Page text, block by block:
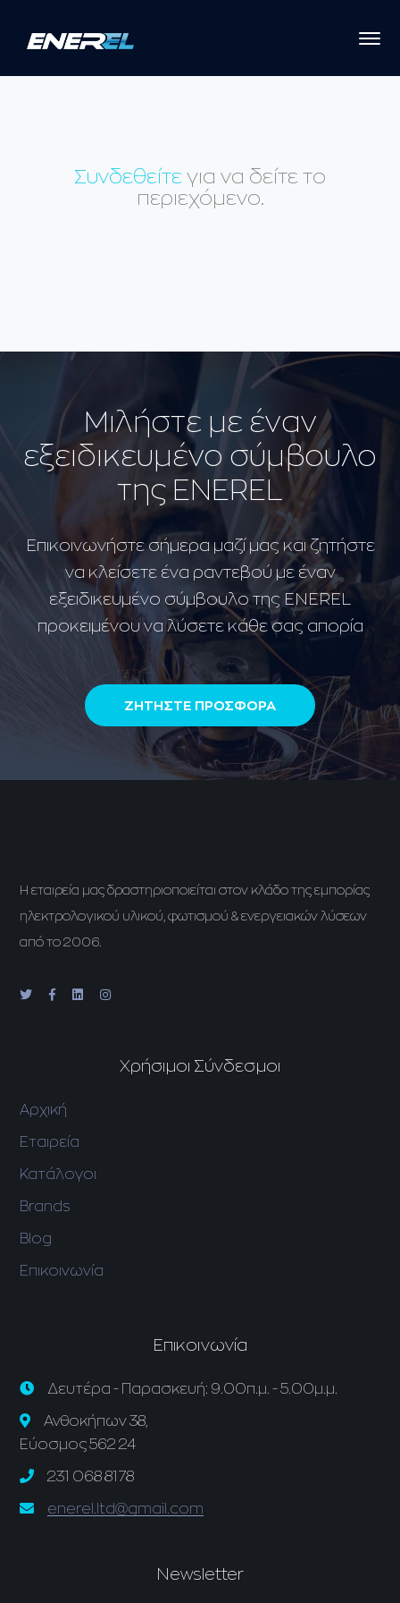
Συνδεθείτε για να δείτε το
περιεχόμενο.
Μιλήστε με έναν
εξειδικευμένο σύμβουλο
της ENEREL
Επικοινωνήστε σήμερα μαζί μας και ζητήστε
να κλείσετε ένα ραντεβού με έναν
εξειδικευμένο σύμβουλο της ENEREL
προκειμένου να λύσετε κάθε σας απορία
ΖΗΤΗΣΤΕ ΠΡΟΣΦΟΡΑ
H εταιρεία μας δραστηριοποιείται στον κλάδο της εμπορίας
ηλεκτρολογικού υλικού, φωτισμού & ενεργειακών λύσεων
από το 2006.
Χρήσιμοι Σύνδεσμοι
Αρχική
Εταιρεία
Κατάλογοι
Brands
Blog
Επικοινωνία
Επικοινωνία
Δευτέρα - Παρασκευή: 9.00π.μ. - 5.00μ.μ.
Ανθοκήπων 38,
Εύοσμος 562 24
231 068 8178
enerel.ltd@gmail.com
Newsletter